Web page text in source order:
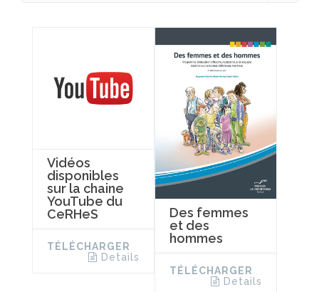
Vidéos
disponibles
sur la chaine
YouTube du
CeRHeS
TÉLÉCHARGER
Details
Des femmes
et des
hommes
TÉLÉCHARGER
Details